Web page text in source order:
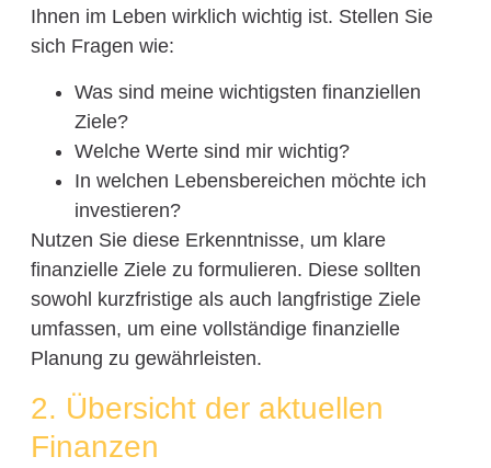
Ihnen im Leben wirklich wichtig ist. Stellen Sie
sich Fragen wie:
Was sind meine wichtigsten finanziellen
Ziele?
Welche Werte sind mir wichtig?
In welchen Lebensbereichen möchte ich
investieren?
Nutzen Sie diese Erkenntnisse, um klare
finanzielle Ziele zu formulieren. Diese sollten
sowohl kurzfristige als auch langfristige Ziele
umfassen, um eine vollständige finanzielle
Planung zu gewährleisten.
2. Übersicht der aktuellen
Finanzen